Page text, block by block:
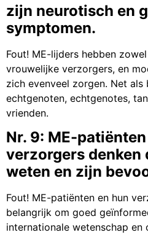
zijn neurotisch en
symptomen.
Fout! ME-lijders hebben
vrouwelijke verzorgers, en
zich evenveel zorgen. Net als
echtgenoten, echtgenotes,
vrienden.
Nr. 9: ME-
verzorgers denken
weten en zijn
Fout! ME-patiënten en hun
belangrijk om goed
internationale wetenschap